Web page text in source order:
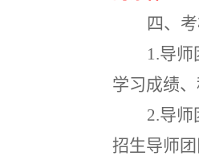
四、
1.导师
学习成绩
2.导师
招生导师